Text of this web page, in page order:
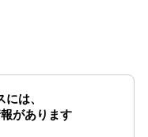
は、
があります